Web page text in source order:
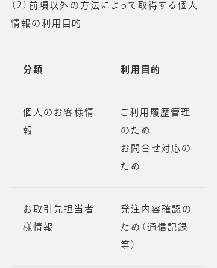
（2）前項以外の方法によって取得する個人
情報の利用目的
分類 利用目的
個人のお客様情
報
ご利用履歴管理
のため
お問合せ対応の
ため
お取引先担当者
様情報
発注内容確認の
ため（通信記録
等）